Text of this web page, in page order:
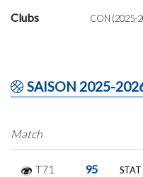
Clubs CON (2025-
SAISON 2025-
Match
T71
95
STAT